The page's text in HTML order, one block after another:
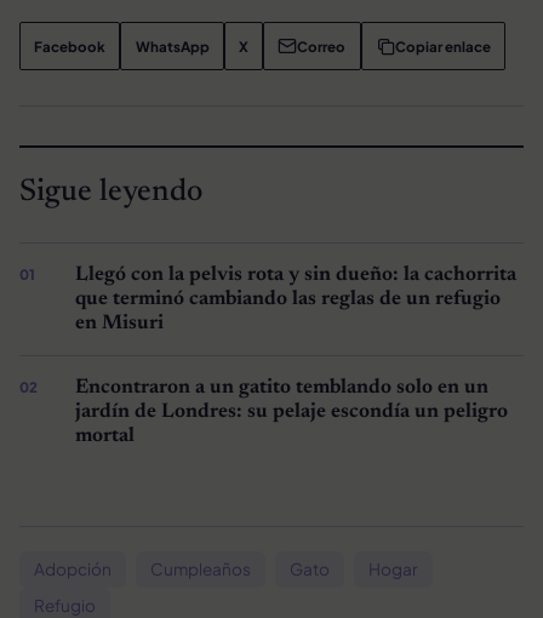
Facebook WhatsApp X Correo Copiar enlace
Sigue leyendo
Llegó con la pelvis rota y sin dueño: la cachorrita
que terminó cambiando las reglas de un refugio
en Misuri
Encontraron a un gatito temblando solo en un
jardín de Londres: su pelaje escondía un peligro
mortal
Adopción Cumpleaños Gato
Hogar
Refugio